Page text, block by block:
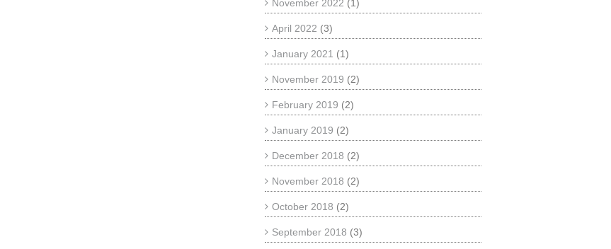
November 2022 (1)
April 2022 (3)
January 2021 (1)
November 2019 (2)
February 2019 (2)
January 2019 (2)
December 2018 (2)
November 2018 (2)
October 2018 (2)
September 2018 (3)